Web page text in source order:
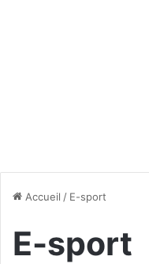
Accueil / E-sport
E-sport